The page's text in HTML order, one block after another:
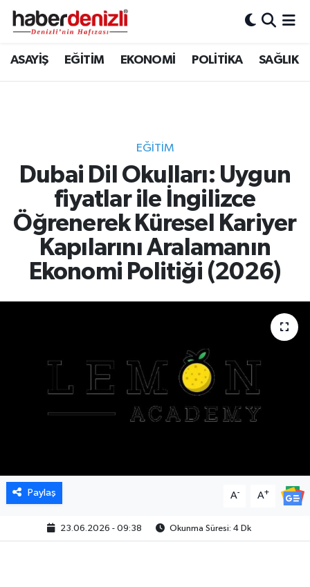
ASAYİŞ EĞİTİM EKONOMİ POLİTİKA SAĞLIK
EĞİTİM
Dubai Dil Okulları: Uygun
fiyatlar ile İngilizce
Öğrenerek Küresel Kariyer
Kapılarını Aralamanın
Ekonomi Politiği (2026)
Paylaş A- A+
23.06.2026 - 09:38 Okunma Süresi: 4 Dk
Denizli Nöbetçi Eczaneler
Tüm Manşetler
Son Dakika Haberleri
Haber Arşivi